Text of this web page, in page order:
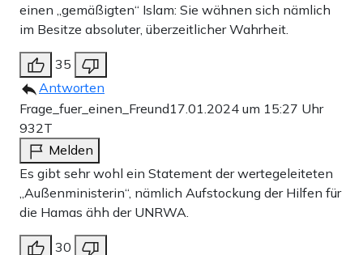
einen „gemäßigten“ Islam: Sie wähnen sich nämlich
im Besitze absoluter, überzeitlicher Wahrheit.
35
Antworten
Frage_fuer_einen_Freund17.01.2024 um 15:27 Uhr
932T
Melden
Es gibt sehr wohl ein Statement der wertegeleiteten
„Außenministerin“, nämlich Aufstockung der Hilfen für
die Hamas ähh der UNRWA.
30